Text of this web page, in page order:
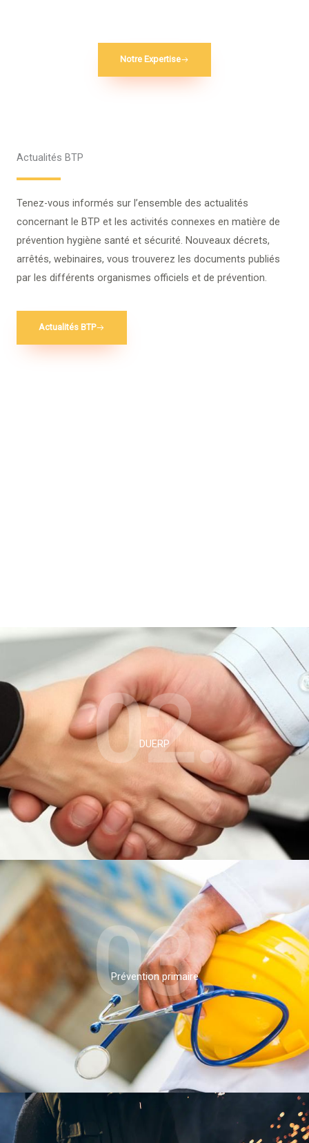
Notre Expertise
Actualités BTP
Tenez-vous informés sur l’ensemble des actualités
concernant le BTP et les activités connexes en matière de
prévention hygiène santé et sécurité. Nouveaux décrets,
arrêtés, webinaires, vous trouverez les documents publiés
par les différents organismes officiels et de prévention.
Actualités BTP
DUERP
02.
Prévention primaire
03.